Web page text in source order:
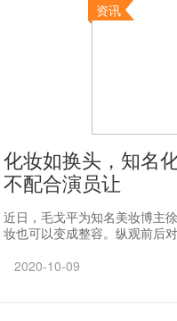
资讯
化妆如换头，知名
不配合演员让
近日，毛戈平为知名美妆博主
妆也可以变成整容。纵观前后
2020-10-09